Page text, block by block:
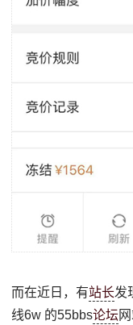
而在近日，有站长发
线6w 的55bbs论坛